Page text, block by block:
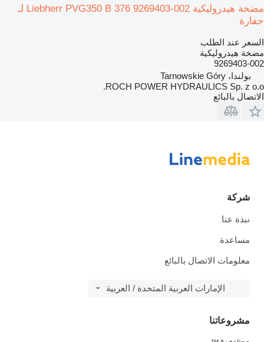
مضخة هيدروليكية Liebherr PVG350 B 376 9269403-002 لـ
حفارة
السعر عند الطلب
مضخة هيدروليكية
9269403-002
بولندا، Tarnowskie Góry
ROCH POWER HYDRAULICS Sp. z o.o.
الاتصال بالبائع
شركة
نبذة عنا
مساعدة
معلومات الاتصال بالبائع
الإمارات العربية المتحدة / العربية
مشروعاتنا